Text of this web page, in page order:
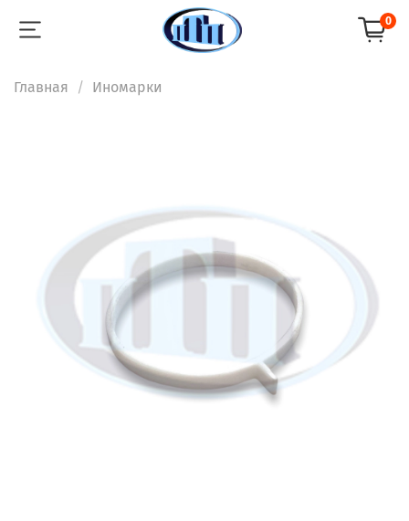
0
Главная Иномарки